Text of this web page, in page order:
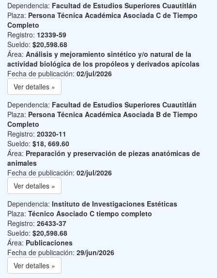
Dependencia: Facultad de Estudios Superiores Cuautitlán
Plaza: Persona Técnica Académica Asociada C de Tiempo
Completo
Registro: 12339-59
Sueldo: $20,598.68
Área: Análisis y mejoramiento sintético y/o natural de la
actividad biológica de los propóleos y derivados apícolas
Fecha de publicación: 02/jul/2026
Ver detalles »
Dependencia: Facultad de Estudios Superiores Cuautitlán
Plaza: Persona Técnica Académica Asociada B de Tiempo
Completo
Registro: 20320-11
Sueldo: $18, 669.60
Área: Preparación y preservación de piezas anatómicas de
animales
Fecha de publicación: 02/jul/2026
Ver detalles »
Dependencia: Instituto de Investigaciones Estéticas
Plaza: Técnico Asociado C tiempo completo
Registro: 26433-37
Sueldo: $20,598.68
Área: Publicaciones
Fecha de publicación: 29/jun/2026
Ver detalles »